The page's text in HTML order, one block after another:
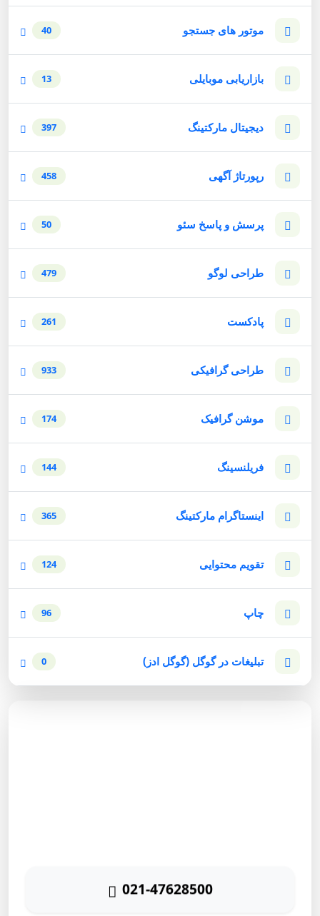
موتور های جستجو 40
بازاریابی موبایلی 13
دیجیتال مارکتینگ 397
رپورتاژ آگهی 458
پرسش و پاسخ سئو 50
طراحی لوگو 479
پادکست 261
طراحی گرافیکی 933
موشن گرافیک 174
فریلنسینگ 144
اینستاگرام مارکتینگ 365
تقویم محتوایی 124
چاپ 96
تبلیغات در گوگل (گوگل ادز) 0
021-47628500